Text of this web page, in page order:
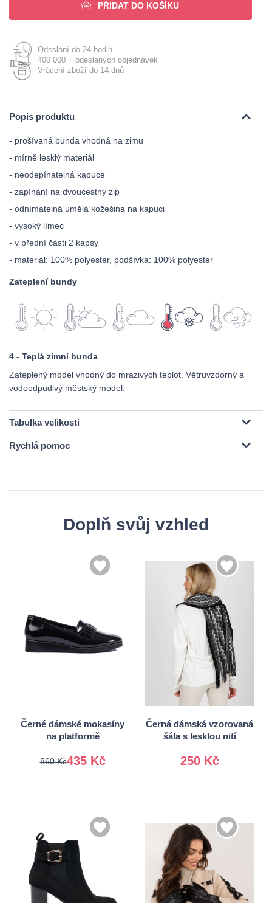
PŘIDAT DO KOŠÍKU
Odeslání do 24 hodin
400 000 + odeslaných objednávek
Vrácení zboží do 14 dnů
Popis produktu
- prošívaná bunda vhodná na zimu
- mírně lesklý materiál
- neodepínatelná kapuce
- zapínání na dvoucestný zip
- odnímatelná umělá kožešina na kapuci
- vysoký límec
- v přední části 2 kapsy
- materiál: 100% polyester, podšívka: 100% polyester
Zateplení bundy
4 - Teplá zimní bunda
Zateplený model vhodný do mrazivých teplot. Větruvzdorný a
vodoodpudivý městský model.
Tabulka velikosti
Rychlá pomoc
Doplň svůj vzhled
Černé dámské mokasíny
na platformě
435 Kč
860 Kč
Černá dámská vzorovaná
šála s lesklou nití
250 Kč
Univerzální